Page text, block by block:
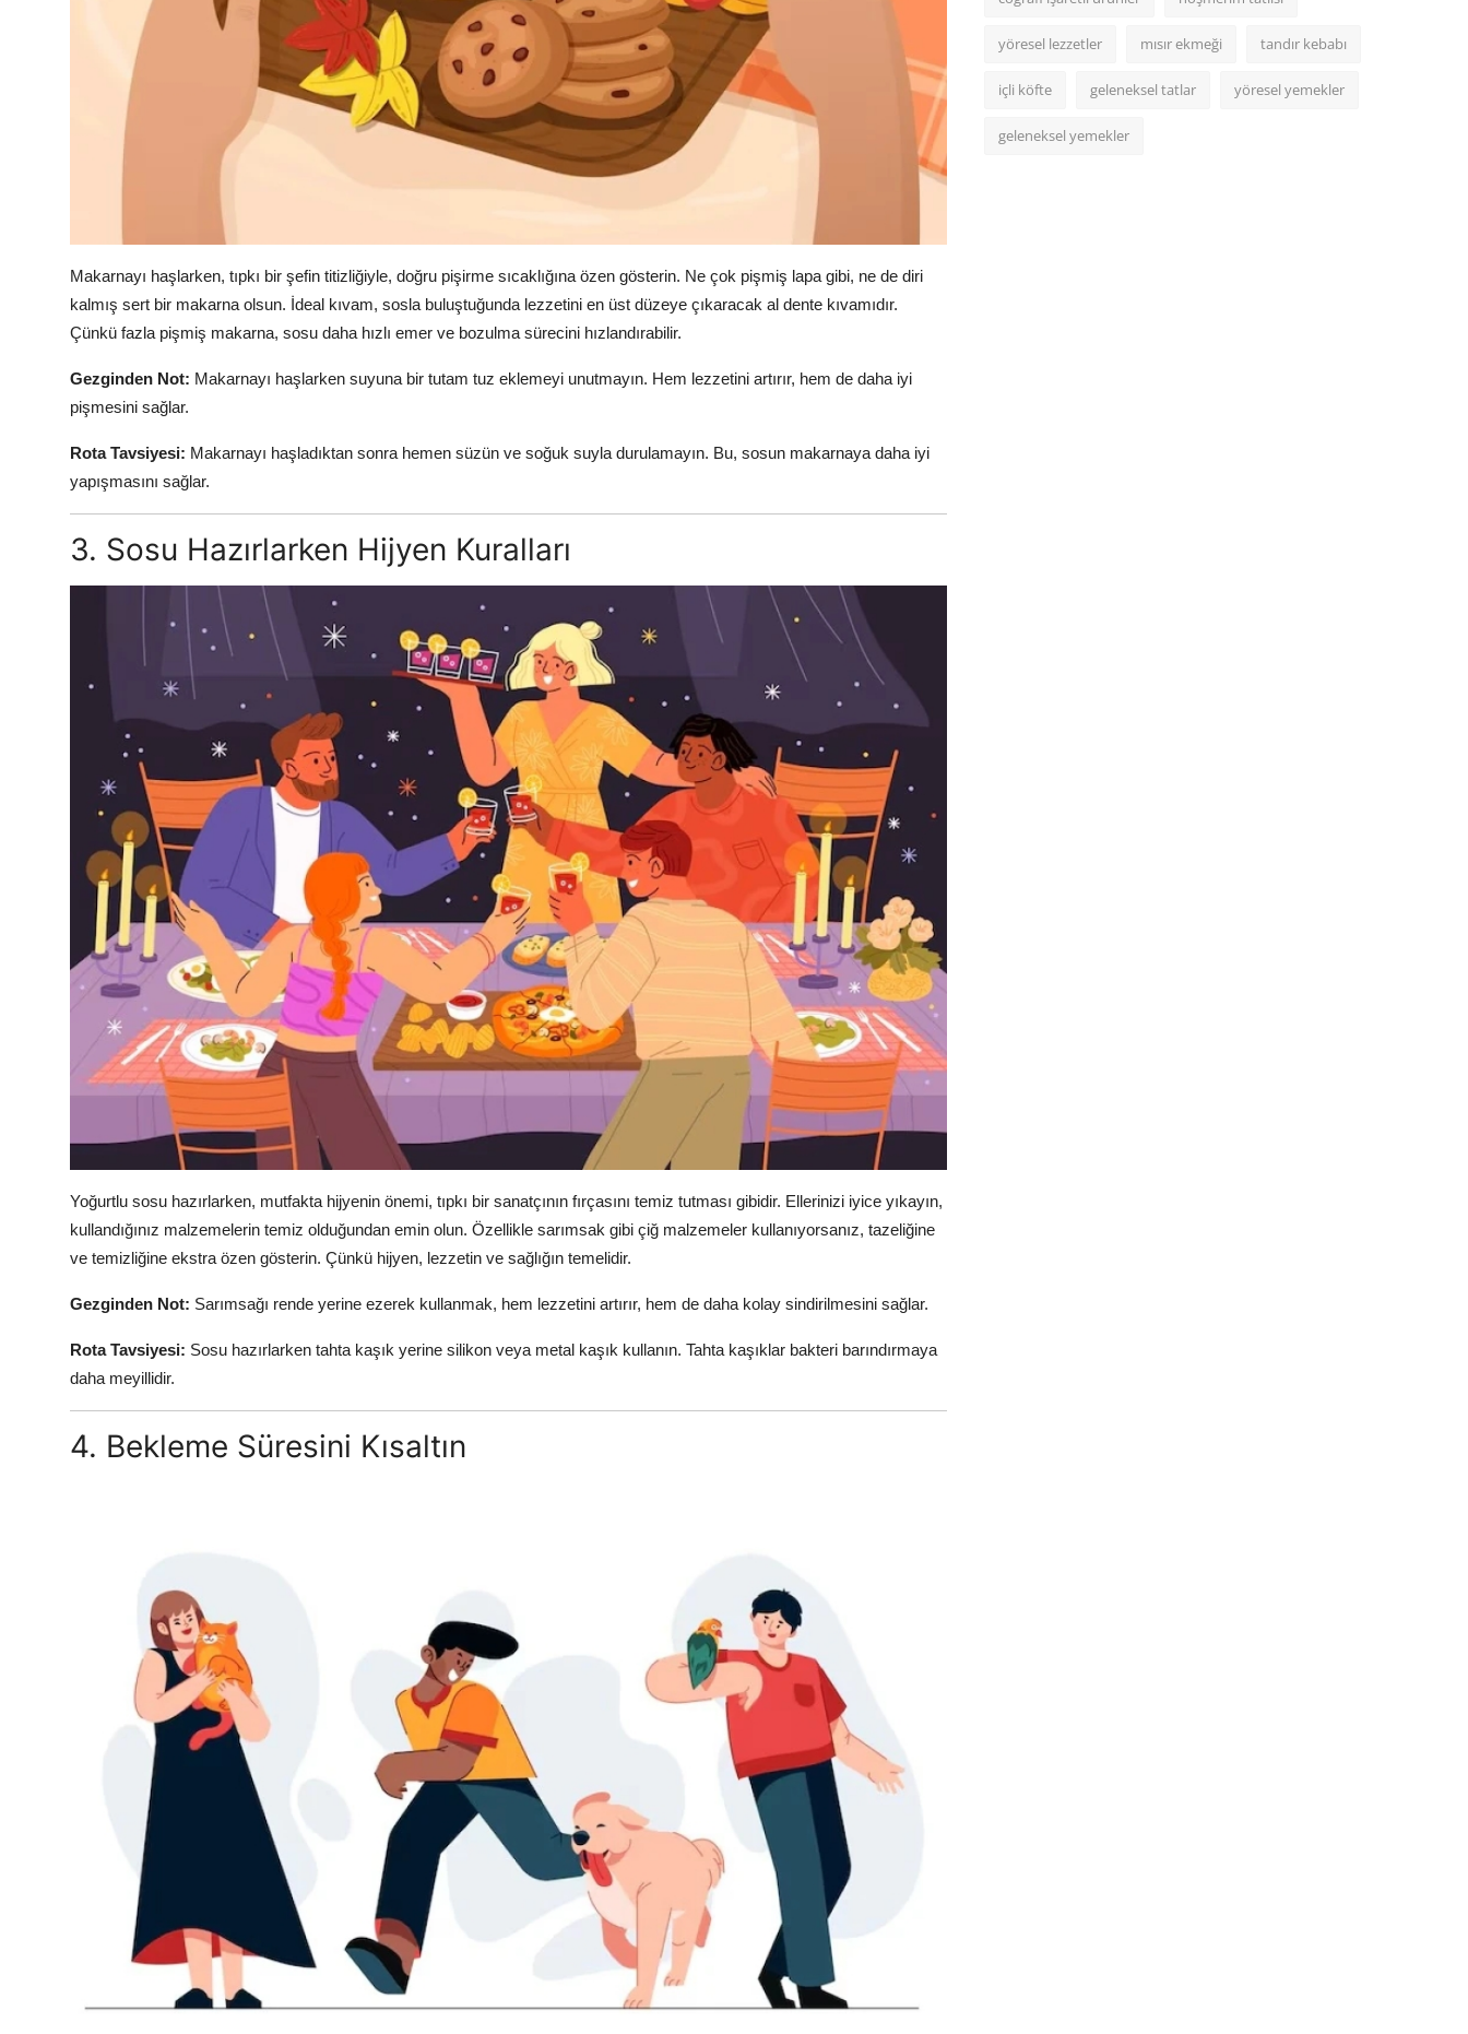
Makarnayı haşlarken, tıpkı bir şefin titizliğiyle, doğru pişirme sıcaklığına özen gösterin. Ne çok pişmiş lapa gibi, ne de diri
kalmış sert bir makarna olsun. İdeal kıvam, sosla buluştuğunda lezzetini en üst düzeye çıkaracak al dente kıvamıdır.
Çünkü fazla pişmiş makarna, sosu daha hızlı emer ve bozulma sürecini hızlandırabilir.
Gezginden Not: Makarnayı haşlarken suyuna bir tutam tuz eklemeyi unutmayın. Hem lezzetini artırır, hem de daha iyi
pişmesini sağlar.
Rota Tavsiyesi: Makarnayı haşladıktan sonra hemen süzün ve soğuk suyla durulamayın. Bu, sosun makarnaya daha iyi
yapışmasını sağlar.
3. Sosu Hazırlarken Hijyen Kuralları
Yoğurtlu sosu hazırlarken, mutfakta hijyenin önemi, tıpkı bir sanatçının fırçasını temiz tutması gibidir. Ellerinizi iyice yıkayın,
kullandığınız malzemelerin temiz olduğundan emin olun. Özellikle sarımsak gibi çiğ malzemeler kullanıyorsanız, tazeliğine
ve temizliğine ekstra özen gösterin. Çünkü hijyen, lezzetin ve sağlığın temelidir.
Gezginden Not: Sarımsağı rende yerine ezerek kullanmak, hem lezzetini artırır, hem de daha kolay sindirilmesini sağlar.
Rota Tavsiyesi: Sosu hazırlarken tahta kaşık yerine silikon veya metal kaşık kullanın. Tahta kaşıklar bakteri barındırmaya
daha meyillidir.
4. Bekleme Süresini Kısaltın
yöresel lezzetler mısır ekmeği tandır kebabı
içli köfte geleneksel tatlar yöresel yemekler
geleneksel yemekler